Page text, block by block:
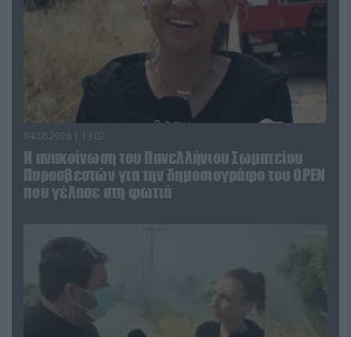
04.08.2026 | 13:02
Η ανακοίνωση του Πανελλήνιου Σωματείου
Πυροσβεστών για την δημοσιογράφο του OPEN
που γέλασε στη φωτιά